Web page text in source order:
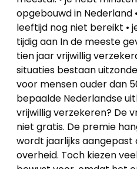
opgebouwd in Nederland
leeftijd nog niet bereikt •
tijdig aan In de meeste
tien jaar vrijwillig
situaties bestaan
voor mensen ouder dan
bepaalde Nederlandse
vrijwillig verzekeren? De
niet gratis. De premie
wordt jaarlijks aangepast
overheid. Toch kiezen